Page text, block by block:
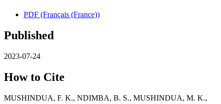
PDF (Français (France))
Published
2023-07-24
How to Cite
MUSHINDUA, F. K., NDIMBA, B. S., MUSHINDUA, M. K.,